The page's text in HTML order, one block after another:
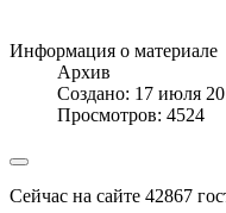
Информация о материале
Архив
Создано: 17 июля
Просмотров: 4524
Сейчас на сайте 42867